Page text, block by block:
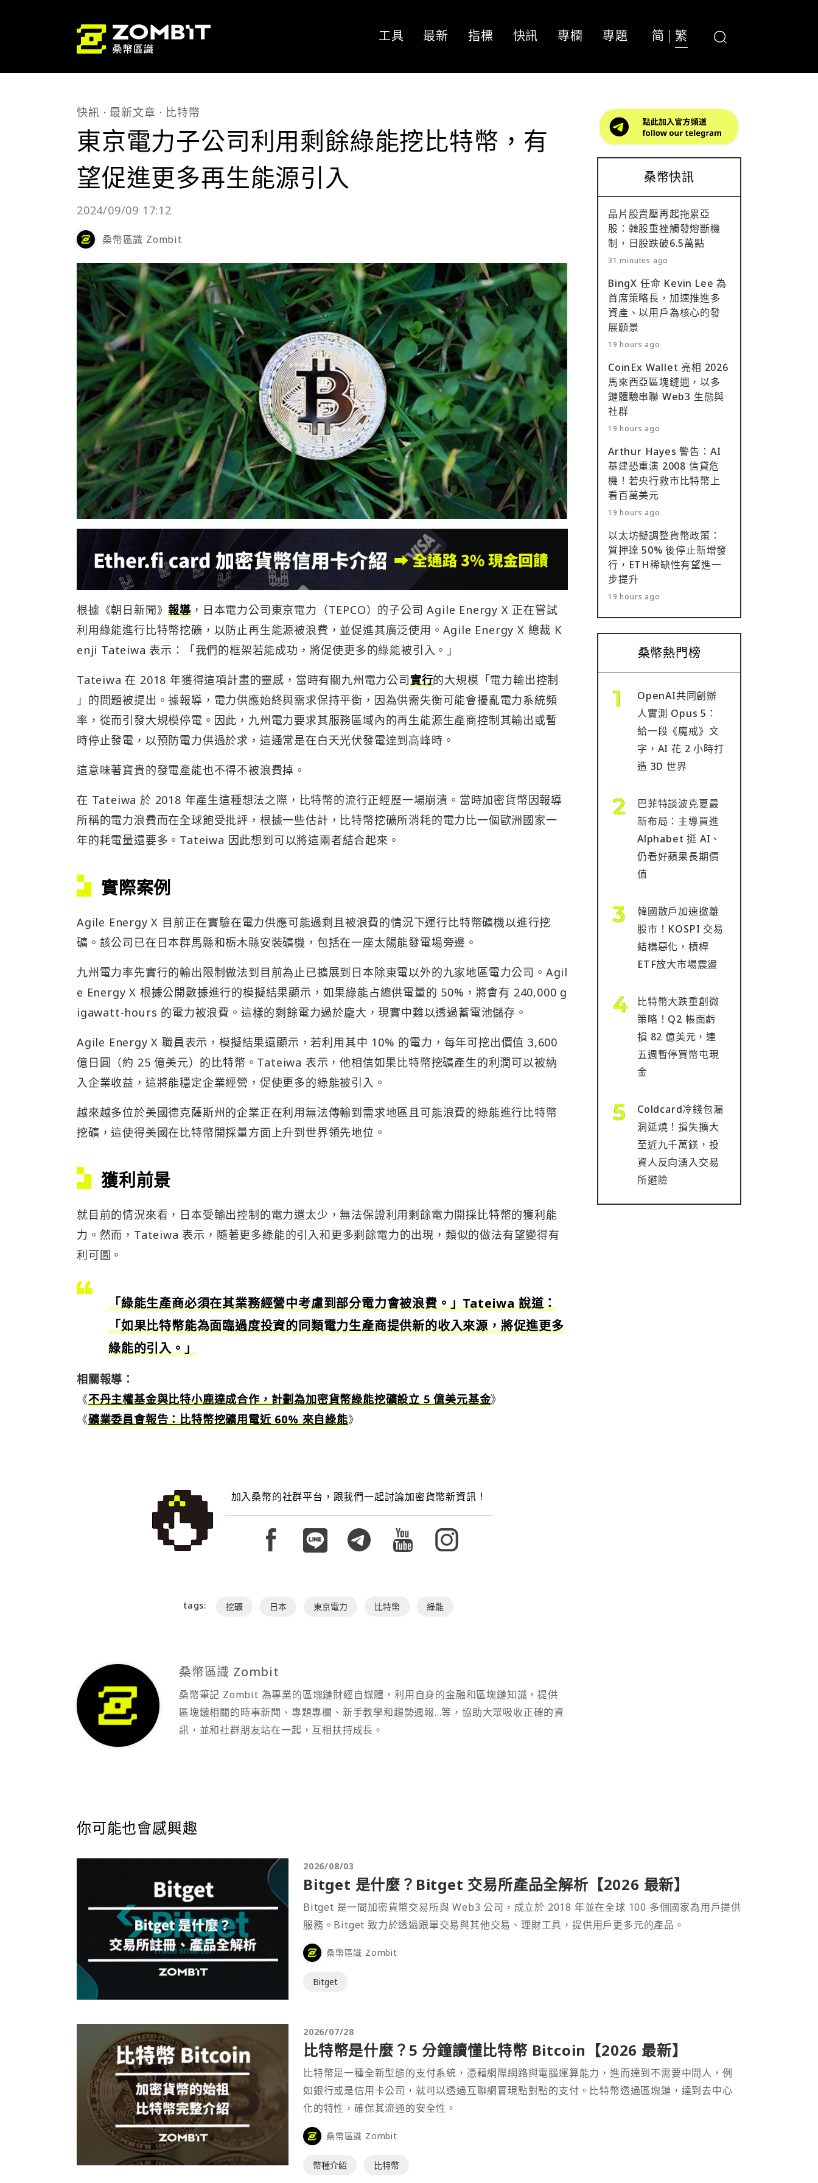
工具 最新 指標 快訊 專欄 專題 简 繁
快訊 最新文章 比特幣
東京電力子公司利用剩餘綠能挖比特幣，有
望促進更多再生能源引入
2024/09/09 17:12
桑幣區識 Zombit
根據《朝日新聞》報導 ，日本電力公司東京電力（TEPCO）的子公司 Agile Energy X 正在嘗試
利用綠能進行比特幣挖礦，以防止再生能源被浪費，並促進其廣泛使用。Agile Energy X 總裁 K
enji Tateiwa 表示：「我們的框架若能成功，將促使更多的綠能被引入。」
Tateiwa 在 2018 年獲得這項計畫的靈感，當時有關九州電力公司實行的大規模「電力輸出控制
」的問題被提出。據報導，電力供應始終與需求保持平衡，因為供需失衡可能會擾亂電力系統頻
率，從而引發大規模停電。因此，九州電力要求其服務區域內的再生能源生產商控制其輸出或暫
時停止發電，以預防電力供過於求，這通常是在白天光伏發電達到高峰時。
這意味著寶貴的發電產能也不得不被浪費掉。
在 Tateiwa 於 2018 年產生這種想法之際，比特幣的流行正經歷一場崩潰。當時加密貨幣因報導
所稱的電力浪費而在全球飽受批評，根據一些估計，比特幣挖礦所消耗的電力比一個歐洲國家一
年的耗電量還要多。Tateiwa 因此想到可以將這兩者結合起來。
實際案例
Agile Energy X 目前正在實驗在電力供應可能過剩且被浪費的情況下運行比特幣礦機以進行挖
礦。該公司已在日本群馬縣和栃木縣安裝礦機，包括在一座太陽能發電場旁邊。
九州電力率先實行的輸出限制做法到目前為止已擴展到日本除東電以外的九家地區電力公司。Agil
e Energy X 根據公開數據進行的模擬結果顯示，如果綠能占總供電量的 50%，將會有 240,000 g
igawatt-hours 的電力被浪費。這樣的剩餘電力過於龐大，現實中難以透過蓄電池儲存。
Agile Energy X 職員表示，模擬結果還顯示，若利用其中 10% 的電力，每年可挖出價值 3,600
億日圓（約 25 億美元）的比特幣。Tateiwa 表示，他相信如果比特幣挖礦產生的利潤可以被納
入企業收益，這將能穩定企業經營，促使更多的綠能被引入。
越來越多位於美國德克薩斯州的企業正在利用無法傳輸到需求地區且可能浪費的綠能進行比特幣
挖礦，這使得美國在比特幣開採量方面上升到世界領先地位。
獲利前景
就目前的情況來看，日本受輸出控制的電力還太少，無法保證利用剩餘電力開採比特幣的獲利能
力。然而，Tateiwa 表示，隨著更多綠能的引入和更多剩餘電力的出現，類似的做法有望變得有
利可圖。
「綠能生產商必須在其業務經營中考慮到部分電力會被浪費。」Tateiwa 說道：
「如果比特幣能為面臨過度投資的同類電力生產商提供新的收入來源，將促進更多
綠能的引入。」
相關報導：
《不丹主權基金與比特小鹿達成合作，計劃為加密貨幣綠能挖礦設立 5 億美元基金》
《礦業委員會報告：比特幣挖礦用電近 60% 來自綠能》
加入桑幣的社群平台，跟我們一起討論加密貨幣新資訊！
tags: 挖礦 日本 東京電力 比特幣 綠能
桑幣區識 Zombit
桑幣筆記 Zombit 為專業的區塊鏈財經自媒體，利用自身的金融和區塊鏈知識，提供
區塊鏈相關的時事新聞、專題專欄、新手教學和趨勢週報...等，協助大眾吸收正確的資
訊，並和社群朋友站在一起，互相扶持成長。
桑幣快訊
晶片股賣壓再起拖累亞
股：韓股重挫觸發熔斷機
制，日股跌破6.5萬點
31 minutes ago
BingX 任命 Kevin Lee 為
首席策略長，加速推進多
資產、以用戶為核心的發
展願景
19 hours ago
CoinEx Wallet 亮相 2026
馬來西亞區塊鏈週，以多
鏈體驗串聯 Web3 生態與
社群
19 hours ago
Arthur Hayes 警告：AI
基建恐重演 2008 信貸危
機！若央行救市比特幣上
看百萬美元
19 hours ago
以太坊擬調整貨幣政策：
質押達 50% 後停止新增發
行，ETH稀缺性有望進一
步提升
19 hours ago
桑幣熱門榜
OpenAI共同創辦
人實測 Opus 5：
給一段《魔戒》文
字，AI 花 2 小時打
造 3D 世界
巴菲特談波克夏最
新布局：主導買進
Alphabet 挺 AI、
仍看好蘋果長期價
值
韓國散戶加速撤離
股市！KOSPI 交易
結構惡化，槓桿
ETF放大市場震盪
比特幣大跌重創微
策略！Q2 帳面虧
損 82 億美元，連
五週暫停買幣屯現
金
Coldcard冷錢包漏
洞延燒！損失擴大
至近九千萬鎂，投
資人反向湧入交易
所避險
你可能也會感興趣
2026/08/03
Bitget 是什麼？Bitget 交易所產品全解析【2026 最新】
Bitget 是一間加密貨幣交易所與 Web3 公司，成立於 2018 年並在全球 100 多個國家為用戶提供
服務。Bitget 致力於透過跟單交易與其他交易、理財工具，提供用戶更多元的產品。
桑幣區識 Zombit
Bitget
2026/07/28
比特幣是什麼？5 分鐘讀懂比特幣 Bitcoin【2026 最新】
比特幣是一種全新型態的支付系統，憑藉網際網路與電腦運算能力，進而達到不需要中間人，例
如銀行或是信用卡公司，就可以透過互聯網實現點對點的支付。比特幣透過區塊鏈，達到去中心
化的特性，確保其流通的安全性。
桑幣區識 Zombit
幣種介紹 比特幣